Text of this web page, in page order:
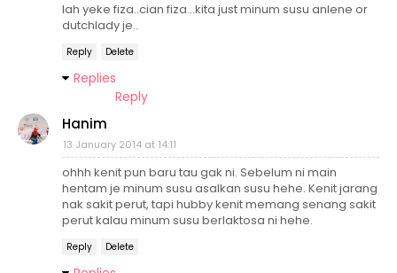
lah yeke fiza..cian fiza...kita just minum susu anlene or
dutchlady je..
Reply Delete
Replies
Reply
Hanim
13 January 2014 at 14:11
ohhh kenit pun baru tau gak ni. Sebelum ni main
hentam je minum susu asalkan susu hehe. Kenit jarang
nak sakit perut, tapi hubby kenit memang senang sakit
perut kalau minum susu berlaktosa ni hehe.
Reply Delete